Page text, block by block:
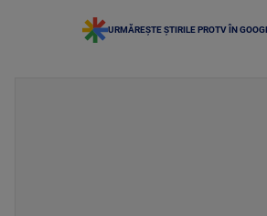
URMĂREȘTE ȘTIRILE PROTV ÎN